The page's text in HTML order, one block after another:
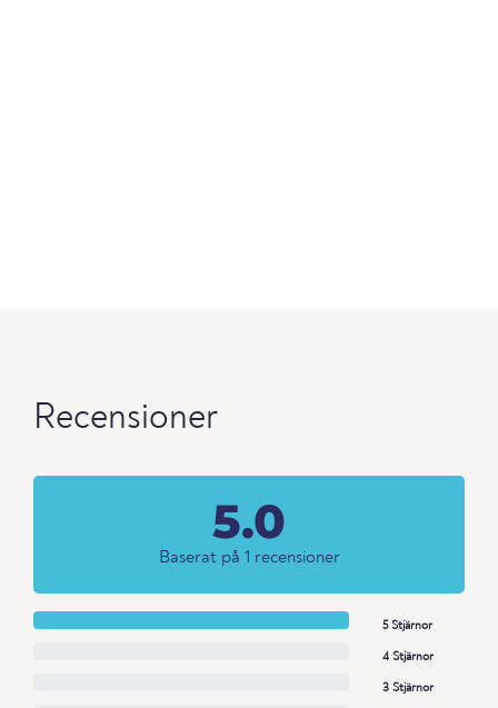
Recensioner
5.0
Baserat på 1 recensioner
5 Stjärnor
4 Stjärnor
3 Stjärnor